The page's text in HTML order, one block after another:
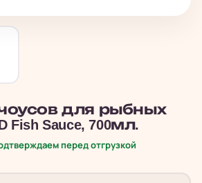
для рыбных
Fish Sauce, 700мл.
перед отгрузкой